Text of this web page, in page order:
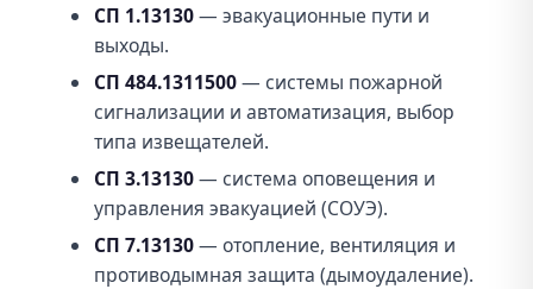
СП 1.13130— эвакуационные пути и
выходы.
СП 484.1311500— системы пожарной
сигнализации и автоматизация, выбор
типа извещателей.
СП 3.13130— система оповещения и
управления эвакуацией (СОУЭ).
СП 7.13130— отопление, вентиляция и
противодымная защита (дымоудаление).